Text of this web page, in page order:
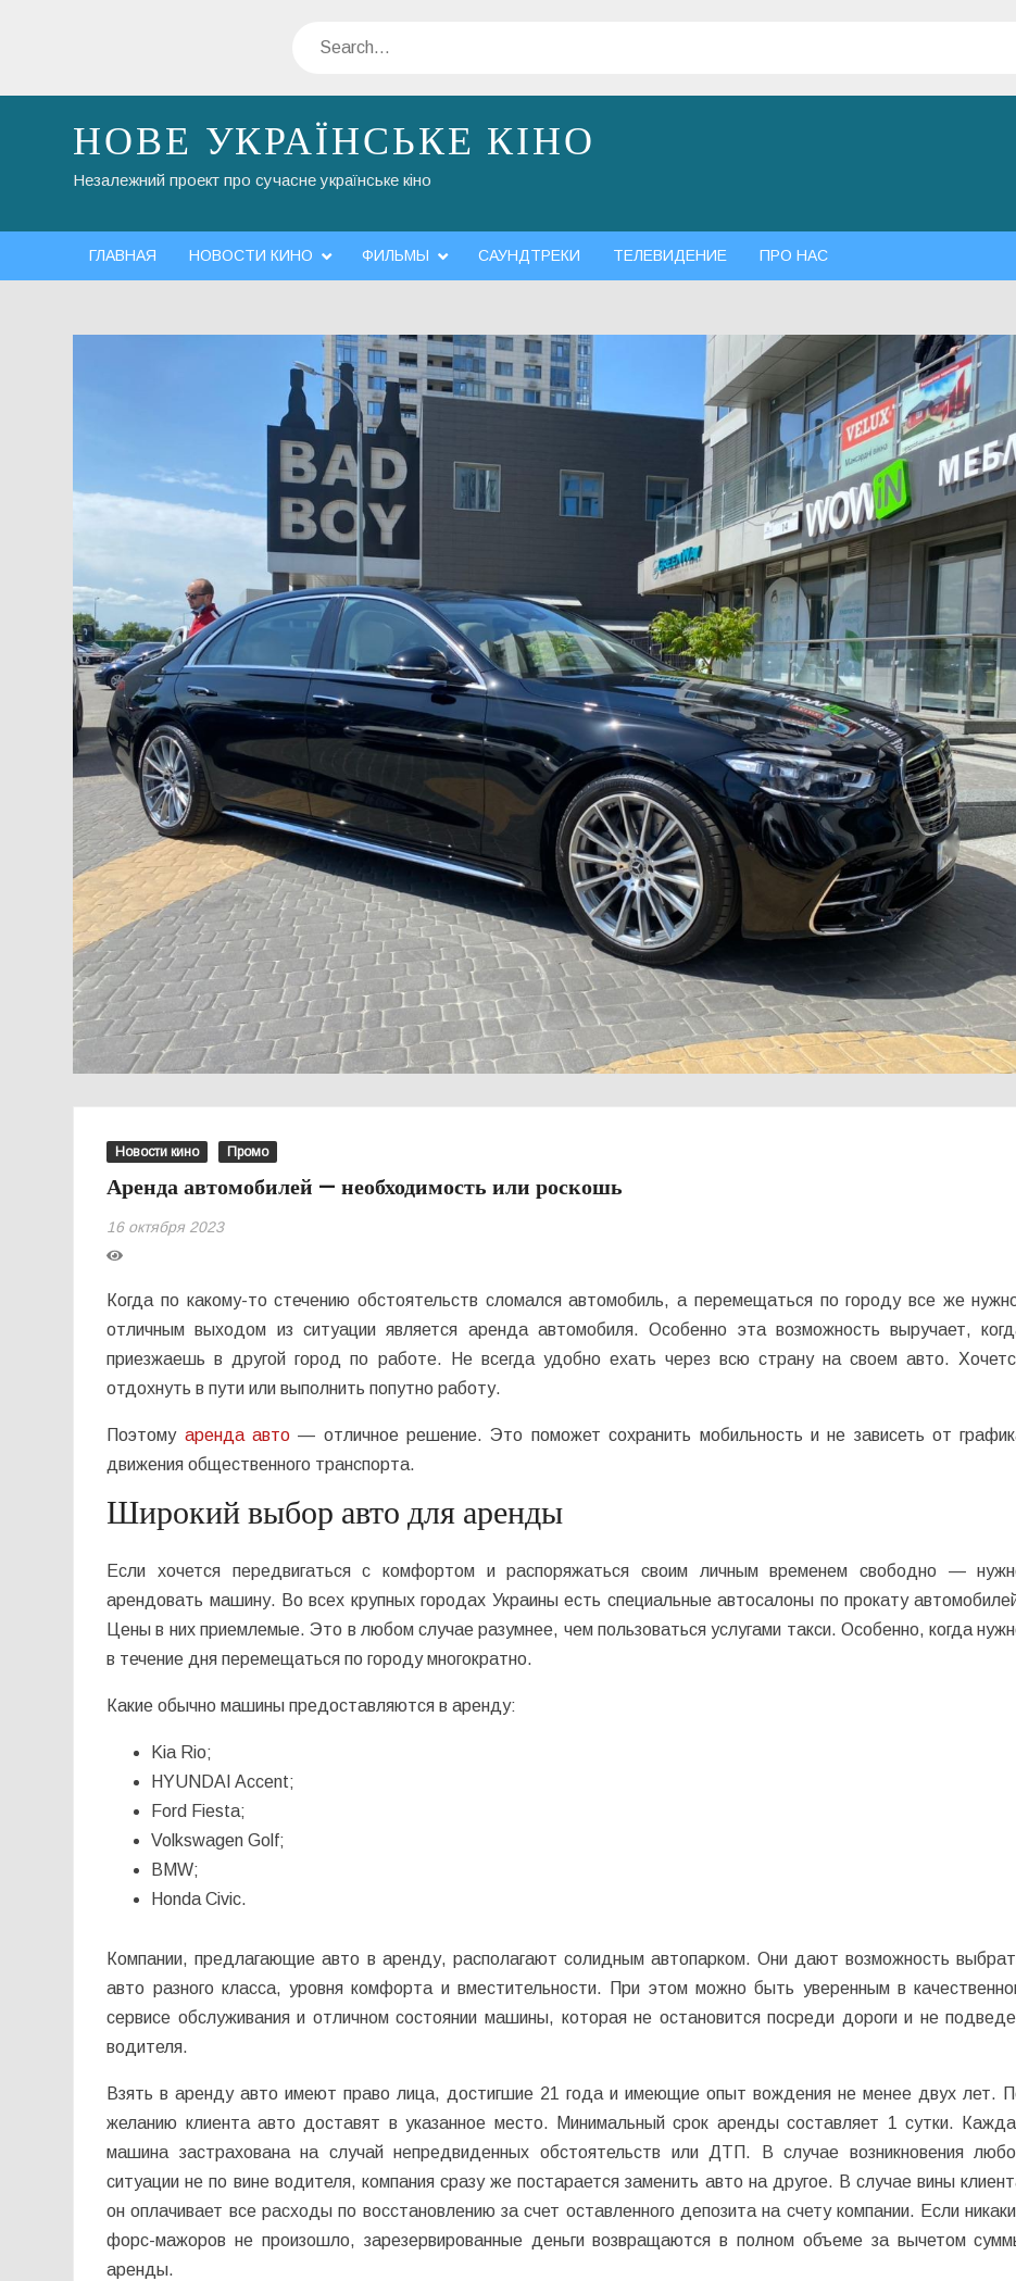
Search
НОВЕ УКРАЇНСЬКЕ КІНО
Незалежний проект про сучасне українське кіно
ГЛАВНАЯ НОВОСТИ КИНО ФИЛЬМЫ САУНДТРЕКИ ТЕЛЕВИДЕНИЕ ПРО НАС
Новости кино Промо
Аренда автомобилей — необходимость или роскошь
16 октября 2023
Когда по какому-то стечению обстоятельств сломался автомобиль, а перемещаться по городу все же
отличным выходом из ситуации является аренда автомобиля. Особенно эта возможность выручает,
приезжаешь в другой город по работе. Не всегда удобно ехать через всю страну на своем авто.
отдохнуть в пути или выполнить попутно работу.
Поэтому аренда авто— отличное решение. Это поможет сохранить мобильность и не зависеть от
движения общественного транспорта.
Широкий выбор авто для аренды
Если хочется передвигаться с комфортом и распоряжаться своим личным временем свободно —
арендовать машину. Во всех крупных городах Украины есть специальные автосалоны по прокату
Цены в них приемлемые. Это в любом случае разумнее, чем пользоваться услугами такси. Особенно, когда
в течение дня перемещаться по городу многократно.
Какие обычно машины предоставляются в аренду:
Kia Rio;
HYUNDAI Accent;
Ford Fiesta;
Volkswagen Golf;
BMW;
Honda Civic.
Компании, предлагающие авто в аренду, располагают солидным автопарком. Они дают возможность
авто разного класса, уровня комфорта и вместительности. При этом можно быть уверенным в
сервисе обслуживания и отличном состоянии машины, которая не остановится посреди дороги и не
водителя.
Взять в аренду авто имеют право лица, достигшие 21 года и имеющие опыт вождения не менее двух лет.
желанию клиента авто доставят в указанное место. Минимальный срок аренды составляет 1 сутки.
машина застрахована на случай непредвиденных обстоятельств или ДТП. В случае возникновения
ситуации не по вине водителя, компания сразу же постарается заменить авто на другое. В случае вины
он оплачивает все расходы по восстановлению за счет оставленного депозита на счету компании. Если
форс-мажоров не произошло, зарезервированные деньги возвращаются в полном объеме за вычетом
аренды.